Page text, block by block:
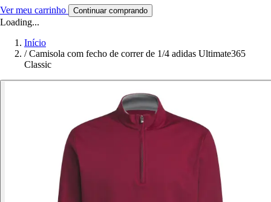
Ver meu carrinho Continuar comprando
Loading...
Início
/ Camisola com fecho de correr de 1/4 adidas Ultimate365
Classic